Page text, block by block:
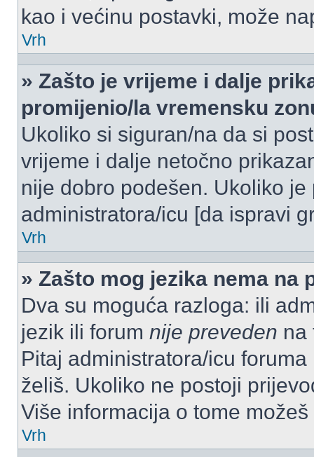
kao i većinu postavki, može
Vrh
» Zašto je vrijeme i dalje
promijenio/la vremensku
Ukoliko si siguran/na da si
vrijeme i dalje netočno
nije dobro podešen. Ukoliko
administratora/icu [da ispravi
Vrh
» Zašto mog jezika nema na
Dva su moguća razloga: ili
jezik ili forum nije preveden na
Pitaj administratora/icu
želiš. Ukoliko ne postoji
Više informacija o tome
Vrh